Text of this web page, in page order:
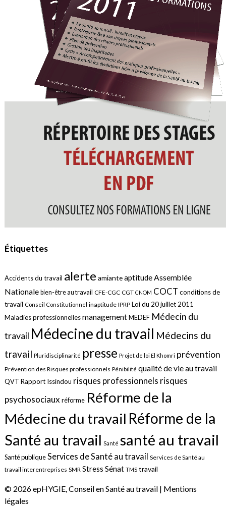
Étiquettes
Accidents du travail alerte amianteaptitudeAssemblée
Nationale bien-être au travail CFE-CGC CGT CNOM COCT conditions de
travail Conseil Constitutionnel inaptitude IPRP Loi du 20 juillet 2011
Maladies professionnellesmanagement MEDEF Médecin du
travail Médecine du travail Médecins du
travail Pluridisciplinarité presse Projet de loi El Khomri prévention
Prévention des Risques professionnels Pénibilité qualité de vie au travail
QVT Rapport Issindou risques professionnels risques
psychosociauxréforme Réforme de la
Médecine du travail Réforme de la
Santé au travail Santé santé au travail
Santé publiqueServices de Santé au travail Services de Santé au
travail interentreprises SMR Stress Sénat TMS travail
© 2026 epHYGIE, Conseil en Santé au travail | Mentions
légales